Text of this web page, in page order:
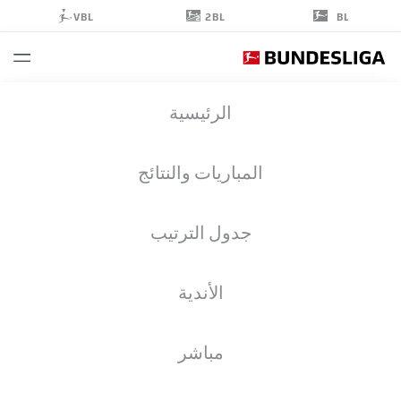
BL
2BL
VBL
الرئيسية
المباريات والنتائج
جدول الترتيب
الأندية
مباشر